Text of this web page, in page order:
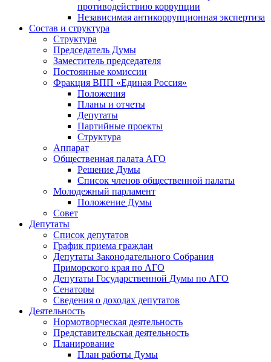
противодействию коррупции
Независимая антикоррупционная экспертиза
Состав и структура
Структура
Председатель Думы
Заместитель председателя
Постоянные комиссии
Фракция ВПП «Единая Россия»
Положения
Планы и отчеты
Депутаты
Партийные проекты
Структура
Аппарат
Общественная палата АГО
Решение Думы
Список членов общественной палаты
Молодежный парламент
Положение Думы
Совет
Депутаты
Список депутатов
График приема граждан
Депутаты Законодательного Собрания
Приморского края по АГО
Депутаты Государственной Думы по АГО
Сенаторы
Сведения о доходах депутатов
Деятельность
Нормотворческая деятельность
Представительская деятельность
Планирование
План работы Думы